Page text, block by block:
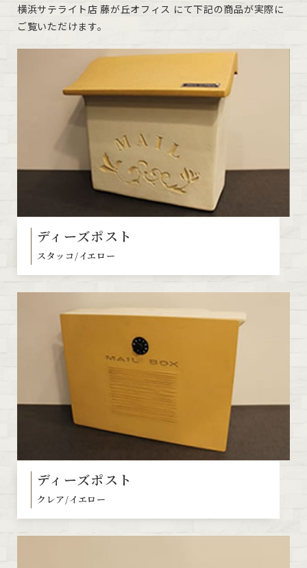
横浜サテライト店 藤が丘オフィス にて下記の商品が実際に
ご覧いただけます。
ディーズポスト
スタッコ/イエロー
ディーズポスト
クレア/イエロー